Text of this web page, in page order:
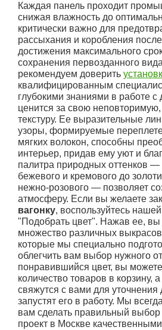
Каждая панель проходит
снижая влажность до
критически важно для
рассыхания и коробления
достижения максимального
сохранения первозданного
рекомендуем доверить
квалифицированным
глубокими знаниями в работе
ценится за свою
текстуру. Ее выразительные
узоры, формируемые
мягких волокон, способны
интерьер, придав ему уют и
палитра природных оттенков —
бежевого и кремового до
нежно-розового — позволяет
атмосферу. Если вы желаете
вагонку, воспользуйтесь
"Подобрать цвет". Нажав ее, вы
множество различных
которые мы специально
облегчить вам выбор нужного
понравившийся цвет, вы
количество товаров в корзину,
свяжутся с вами для уточнения
запустят его в работу. Мы
вам сделать правильный
проект в Москве